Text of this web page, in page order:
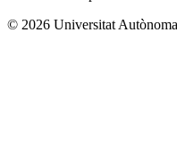
© 2026 Universitat